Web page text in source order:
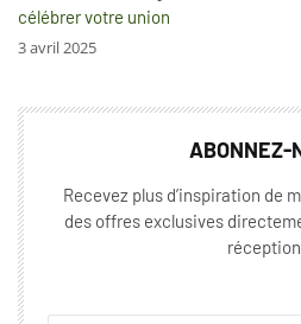
célébrer votre union
3 avril 2025
ABONNEZ-
Recevez plus d’inspiration de
des offres exclusives